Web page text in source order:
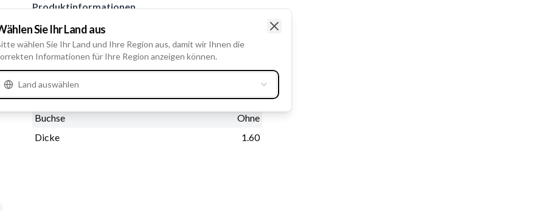
Produktinformationen
Physische Informationen
Innendurchmesser
Material
Außendurchmesser
23.50
Buchse
Ohne
Dicke
1.60
Sie Ihr Land aus
wählen Sie Ihr Land und Ihre Region aus, damit wir Ihnen die
Informationen für Ihre Region anzeigen können.
Land auswählen